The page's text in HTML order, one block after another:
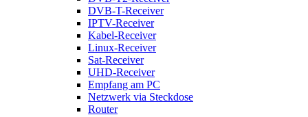
DVB-T-Receiver
IPTV-Receiver
Kabel-Receiver
Linux-Receiver
Sat-Receiver
UHD-Receiver
Empfang am PC
Netzwerk via Steckdose
Router